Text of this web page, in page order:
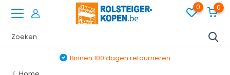
0 0
Binnen 100 dagen retourneren